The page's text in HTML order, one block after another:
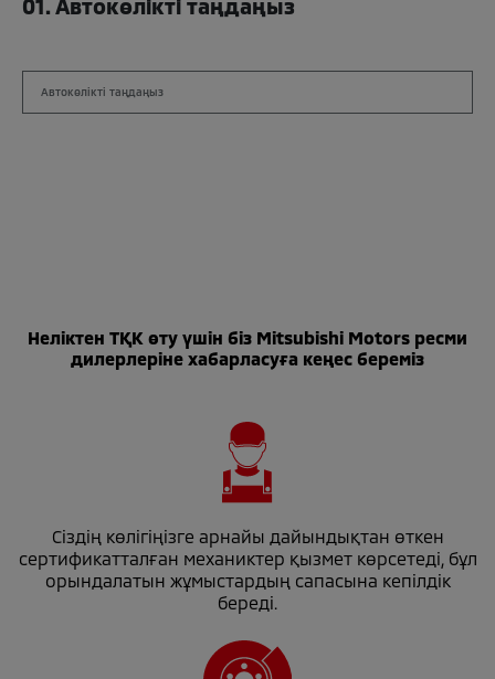
01. Автокөлікті таңдаңыз
Неліктен ТҚК өту үшін біз Mitsubishi Motors ресми
дилерлеріне хабарласуға кеңес береміз
Сіздің көлігіңізге арнайы дайындықтан өткен
сертификатталған механиктер қызмет көрсетеді, бұл
орындалатын жұмыстардың сапасына кепілдік
береді.